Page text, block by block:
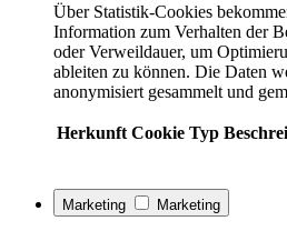
Über Statistik-Cookies
Information zum Verhalten der
oder Verweildauer, um
ableiten zu können. Die Daten
anonymisiert gesammelt und
Herkunft Cookie Typ
Marketing Marketing